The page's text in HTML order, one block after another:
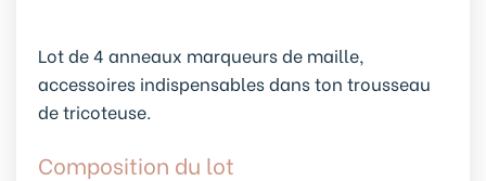
Lot de 4 anneaux marqueurs de maille,
accessoires indispensables dans ton trousseau
de tricoteuse.
Composition du lot